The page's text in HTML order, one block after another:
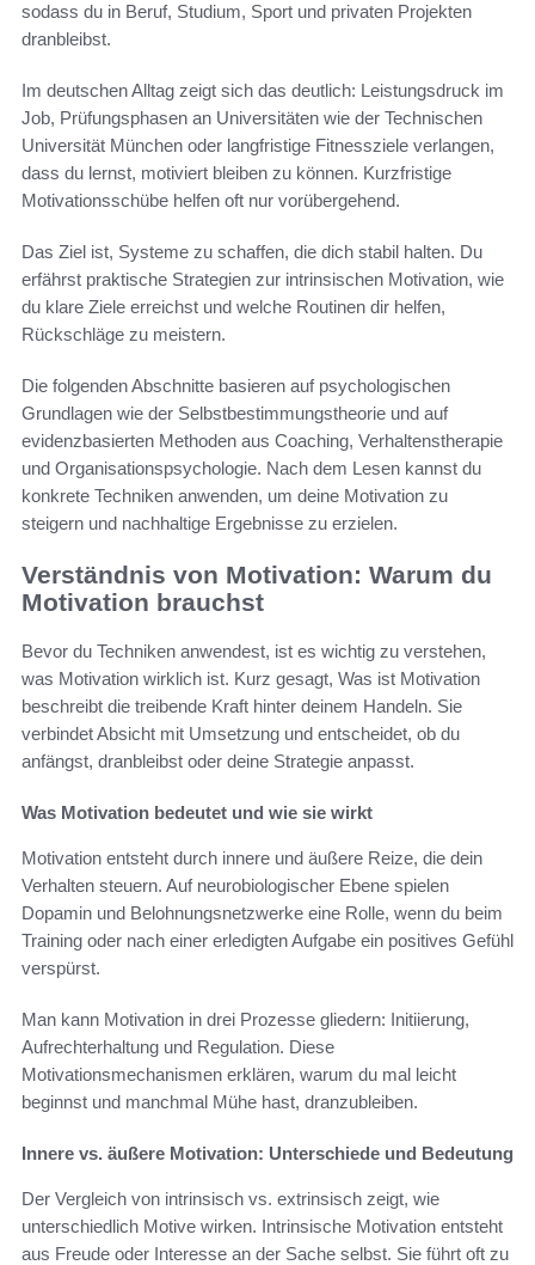
sodass du in Beruf, Studium, Sport und privaten Projekten
dranbleibst.
Im deutschen Alltag zeigt sich das deutlich: Leistungsdruck im
Job, Prüfungsphasen an Universitäten wie der Technischen
Universität München oder langfristige Fitnessziele verlangen,
dass du lernst, motiviert bleiben zu können. Kurzfristige
Motivationsschübe helfen oft nur vorübergehend.
Das Ziel ist, Systeme zu schaffen, die dich stabil halten. Du
erfährst praktische Strategien zur intrinsischen Motivation, wie
du klare Ziele erreichst und welche Routinen dir helfen,
Rückschläge zu meistern.
Die folgenden Abschnitte basieren auf psychologischen
Grundlagen wie der Selbstbestimmungstheorie und auf
evidenzbasierten Methoden aus Coaching, Verhaltenstherapie
und Organisationspsychologie. Nach dem Lesen kannst du
konkrete Techniken anwenden, um deine Motivation zu
steigern und nachhaltige Ergebnisse zu erzielen.
Verständnis von Motivation: Warum du
Motivation brauchst
Bevor du Techniken anwendest, ist es wichtig zu verstehen,
was Motivation wirklich ist. Kurz gesagt, Was ist Motivation
beschreibt die treibende Kraft hinter deinem Handeln. Sie
verbindet Absicht mit Umsetzung und entscheidet, ob du
anfängst, dranbleibst oder deine Strategie anpasst.
Was Motivation bedeutet und wie sie wirkt
Motivation entsteht durch innere und äußere Reize, die dein
Verhalten steuern. Auf neurobiologischer Ebene spielen
Dopamin und Belohnungsnetzwerke eine Rolle, wenn du beim
Training oder nach einer erledigten Aufgabe ein positives Gefühl
verspürst.
Man kann Motivation in drei Prozesse gliedern: Initiierung,
Aufrechterhaltung und Regulation. Diese
Motivationsmechanismen erklären, warum du mal leicht
beginnst und manchmal Mühe hast, dranzubleiben.
Innere vs. äußere Motivation: Unterschiede und Bedeutung
Der Vergleich von intrinsisch vs. extrinsisch zeigt, wie
unterschiedlich Motive wirken. Intrinsische Motivation entsteht
aus Freude oder Interesse an der Sache selbst. Sie führt oft zu